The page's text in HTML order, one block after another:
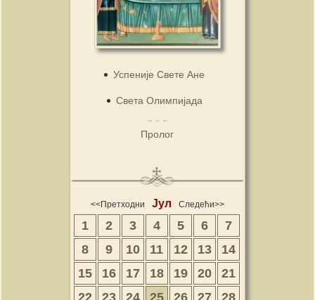
Успеније Свете Ане
Света Олимпијада
Пролог
<<Претходни Јул Следећи>>
1 2 3 4 5 6
7
8
9 10 11 12 13
14
15
16 17 18 19 20
21
22
23 24 25 26 27
28